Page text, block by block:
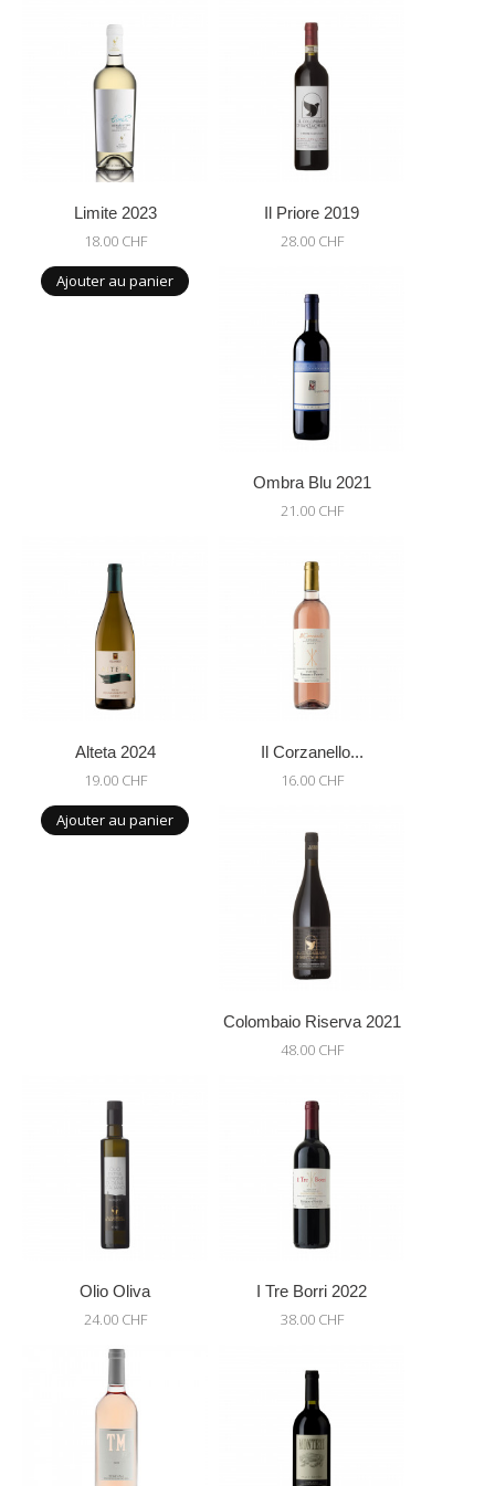
Limite 2023
18.00 CHF
Ajouter au panier
Il Priore 2019
28.00 CHF
Ombra Blu 2021
21.00 CHF
Alteta 2024
19.00 CHF
Ajouter au panier
Il Corzanello...
16.00 CHF
Colombaio Riserva 2021
48.00 CHF
Olio Oliva
24.00 CHF
I Tre Borri 2022
38.00 CHF